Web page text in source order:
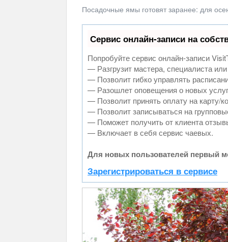
Посадочные ямы готовят заранее: для
Сервис онлайн-записи на
Попробуйте сервис онлайн-записи
— Разгрузит мастера, специалиста
— Позволит гибко управлять
— Разошлет оповещения о новых
— Позволит принять оплату на карту/
— Позволит записываться на
— Поможет получить от клиента
— Включает в себя сервис чаевых.
Для новых пользователей первый
Зарегистрироваться в сервисе